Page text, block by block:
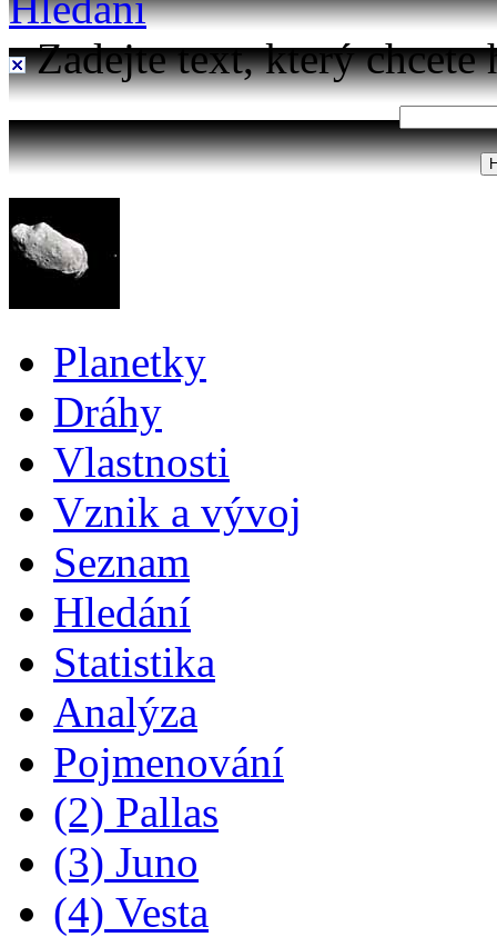
Zadejte text, který chcete
Planetky
Dráhy
Vlastnosti
Vznik a vývoj
Seznam
Hledání
Statistika
Analýza
Pojmenování
(2) Pallas
(3) Juno
(4) Vesta